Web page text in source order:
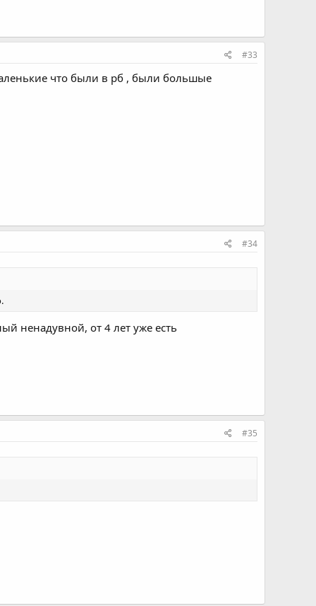
#33
что были в рб , были большые
#34
ненадувной, от 4 лет уже есть
#35